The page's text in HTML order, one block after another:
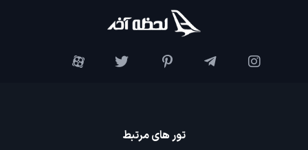
تور های مرتبط